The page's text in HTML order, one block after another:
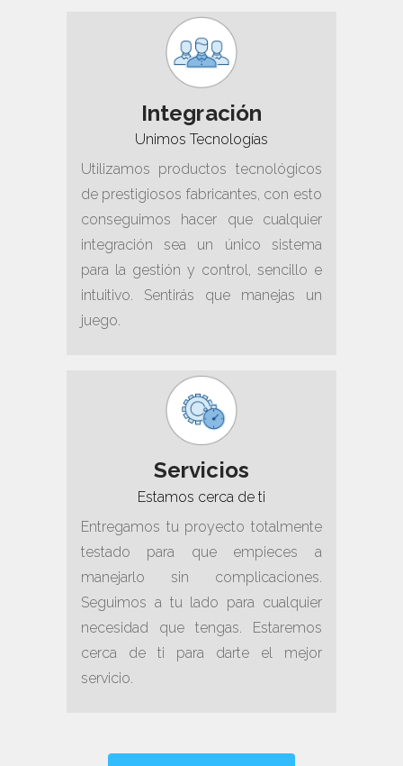
Integración
Unimos Tecnologías
Utilizamos productos tecnológicos
de prestigiosos fabricantes, con esto
conseguimos hacer que cualquier
integración sea un único sistema
para la gestión y control, sencillo e
intuitivo. Sentirás que manejas un
juego.
Servicios
Estamos cerca de ti
Entregamos tu proyecto totalmente
testado para que empieces a
manejarlo sin complicaciones.
Seguimos a tu lado para cualquier
necesidad que tengas. Estaremos
cerca de ti para darte el mejor
servicio.